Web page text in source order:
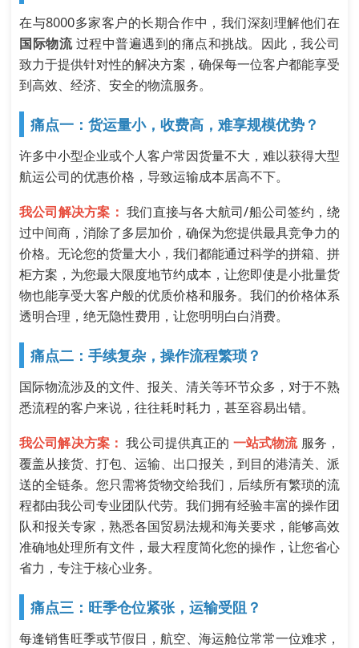
在与8000多家客户的长期合作中，我们深刻理解他们在
国际物流 过程中普遍遇到的痛点和挑战。因此，我公司
致力于提供针对性的解决方案，确保每一位客户都能享受
到高效、经济、安全的物流服务。
痛点一：货运量小，收费高，难享规模优势？
许多中小型企业或个人客户常因货量不大，难以获得大型
航运公司的优惠价格，导致运输成本居高不下。
我公司解决方案：我们直接与各大航司/船公司签约，绕
过中间商，消除了多层加价，确保为您提供最具竞争力的
价格。无论您的货量大小，我们都能通过科学的拼箱、拼
柜方案，为您最大限度地节约成本，让您即使是小批量货
物也能享受大客户般的优质价格和服务。我们的价格体系
透明合理，绝无隐性费用，让您明明白白消费。
痛点二：手续复杂，操作流程繁琐？
国际物流涉及的文件、报关、清关等环节众多，对于不熟
悉流程的客户来说，往往耗时耗力，甚至容易出错。
我公司解决方案：我公司提供真正的 一站式物流 服务，
覆盖从接货、打包、运输、出口报关，到目的港清关、派
送的全链条。您只需将货物交给我们，后续所有繁琐的流
程都由我公司专业团队代劳。我们拥有经验丰富的操作团
队和报关专家，熟悉各国贸易法规和海关要求，能够高效
准确地处理所有文件，最大程度简化您的操作，让您省心
省力，专注于核心业务。
痛点三：旺季仓位紧张，运输受阻？
每逢销售旺季或节假日，航空、海运舱位常常一位难求，